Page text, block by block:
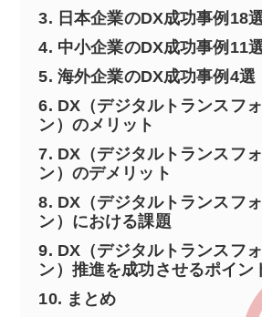
3. 日本企業のDX成功事例18
4. 中小企業のDX成功事例11
5. 海外企業のDX成功事例4選
6. DX（デジタルトランスフ
ン）のメリット
7. DX（デジタルトランスフ
ン）のデメリット
8. DX（デジタルトランスフ
ン）における課題
9. DX（デジタルトランスフ
ン）推進を成功させるポイン
10. まとめ